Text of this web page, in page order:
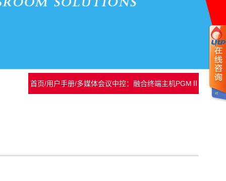
首页/用户手册/多媒体会议中控：融合终端主机PGMⅡ